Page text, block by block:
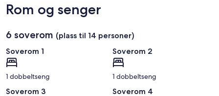
Rom og senger
6 soverom (plass til 14 personer)
Soverom 1
1 dobbeltseng
Soverom 2
1 dobbeltseng
Soverom 3 Soverom 4